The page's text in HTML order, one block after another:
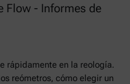
Flow - Informes de
rápidamente en la reología.
reómetros, cómo elegir un